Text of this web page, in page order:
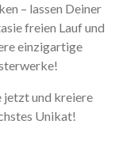
– lassen Deiner
freien Lauf und
einzigartige
jetzt und kreiere
Unikat!